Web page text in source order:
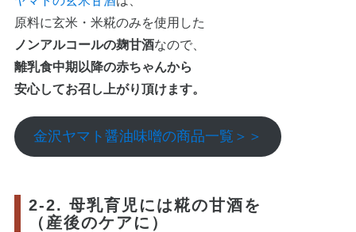
原料に玄米・米糀のみを使用した
ノンアルコールの麹甘酒なので、
離乳食中期以降の赤ちゃんから
安心してお召し上がり頂けます。
金沢ヤマト醤油味噌の商品一覧＞＞
2-2. 母乳育児には糀の甘酒を
（産後のケアに）